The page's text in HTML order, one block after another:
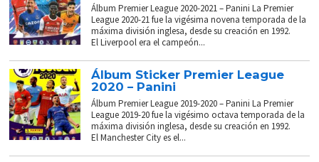
Álbum Premier League 2020-2021 – Panini La Premier
League 2020-21 fue la vigésima novena temporada de la
máxima división inglesa, desde su creación en 1992.
El Liverpool era el campeón...
Álbum Sticker Premier League
2020 – Panini
Álbum Premier League 2019-2020 – Panini La Premier
League 2019-20 fue la vigésimo octava temporada de la
máxima división inglesa, desde su creación en 1992.
El Manchester City es el...